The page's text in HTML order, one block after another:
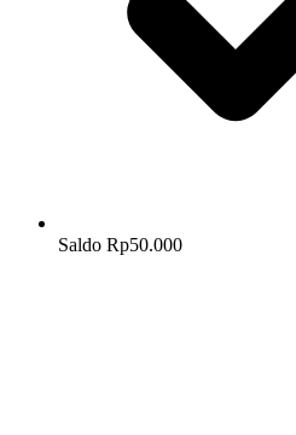
Saldo Rp50.000